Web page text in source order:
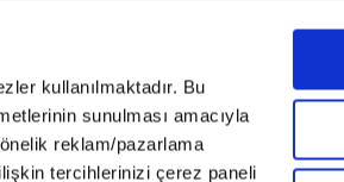
kullanılmaktadır. Bu
sunulması amacıyla
reklam/pazarlama
ilişkin tercihlerinizi çerez paneli
SSS
Güvenli
İnternet